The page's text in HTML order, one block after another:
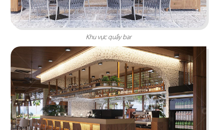
HẢI SẢN HOÀNG GIA
Đội ngũ thiết kế QDC đã khéo léo kết hợp nét
đặc trưng phong cách Địa Trung Hải với vẻ đẹp
thanh lịch, sang trọng của Indochine
Khu vực quầy bar